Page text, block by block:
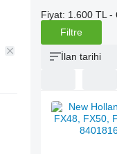
Fiyat: 1.600 TL -
Filtre
İlan tarihi